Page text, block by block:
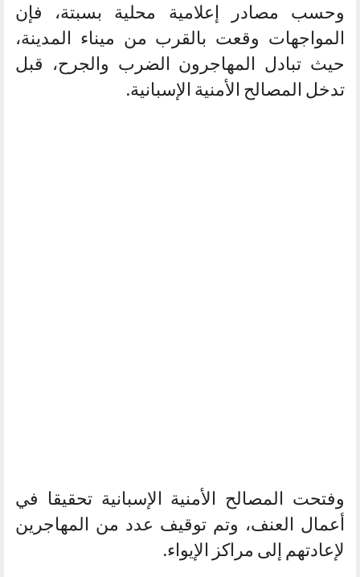
وحسب مصادر إعلامية محلية بسبتة، فإن
المواجهات وقعت بالقرب من ميناء المدينة،
حيث تبادل المهاجرون الضرب والجرح، قبل
تدخل المصالح الأمنية الإسبانية.
وفتحت المصالح الأمنية الإسبانية تحقيقا في
أعمال العنف، وتم توقيف عدد من المهاجرين
لإعادتهم إلى مراكز الإيواء.